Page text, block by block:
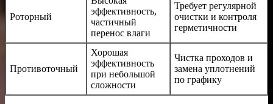
Роторный
эффективность,
частичный
перенос влаги
Требует регулярной
очистки и контроля
герметичности
Противоточный
Хорошая
эффективность
при небольшой
сложности
Чистка проходов и
замена уплотнений
по графику